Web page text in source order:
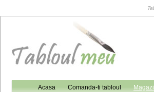
Acasa Comanda-ti tabloul